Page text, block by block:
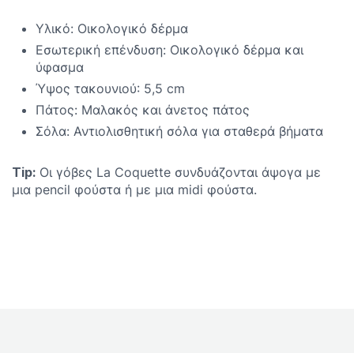
Υλικό: Οικολογικό δέρμα
Εσωτερική επένδυση: Οικολογικό δέρμα και
ύφασμα
Ύψος τακουνιού: 5,5 cm
Πάτος: Μαλακός και άνετος πάτος
Σόλα: Αντιολισθητική σόλα για σταθερά βήματα
Tip: Οι γόβες La Coquette συνδυάζονται άψογα με
μια pencil φούστα ή με μια midi φούστα.